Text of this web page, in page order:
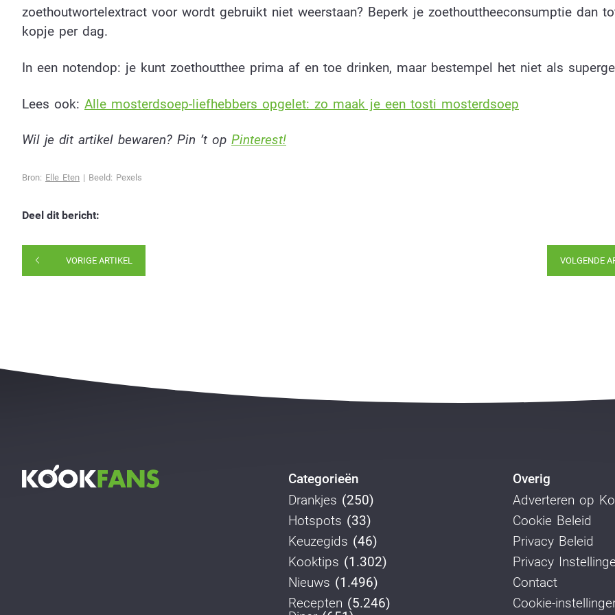
zoethoutwortelextract voor wordt gebruikt niet weerstaan? Beperk je zoethouttheeconsumptie dan
kopje per dag.
In een notendop: je kunt zoethoutthee prima af en toe drinken, maar bestempel het niet als
Lees ook: Alle mosterdsoep-liefhebbers opgelet: zo maak je een tosti mosterdsoep
Wil je dit artikel bewaren? Pin ’t op Pinterest!
Bron: Elle Eten | Beeld: Pexels
Deel dit bericht:
VORIGE ARTIKEL VOLGENDE
Categorieën
Drankjes (250)
Hotspots (33)
Keuzegids (46)
Kooktips (1.302)
Nieuws (1.496)
Recepten (5.246)
Overig
Adverteren op
Cookie Beleid
Privacy Beleid
Privacy
Contact
Cookie-